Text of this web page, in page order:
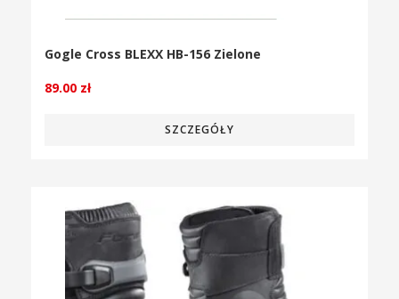
Gogle Cross BLEXX HB-156 Zielone
89.00 zł
SZCZEGÓŁY